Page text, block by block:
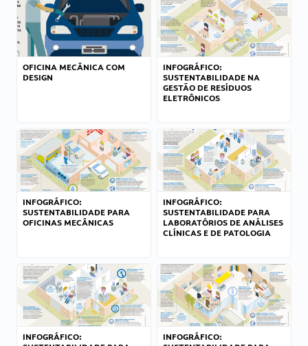
OFICINA MECÂNICA COM
DESIGN
INFOGRÁFICO:
SUSTENTABILIDADE NA
GESTÃO DE RESÍDUOS
ELETRÔNICOS
INFOGRÁFICO:
SUSTENTABILIDADE PARA
OFICINAS MECÂNICAS
INFOGRÁFICO:
SUSTENTABILIDADE PARA
LABORATÓRIOS DE ANÁLISES
CLÍNICAS E DE PATOLOGIA
INFOGRÁFICO:
INFOGRÁFICO: